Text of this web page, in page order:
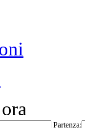
Partenza: